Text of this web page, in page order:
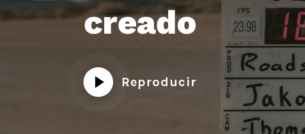
creado
Reproducir